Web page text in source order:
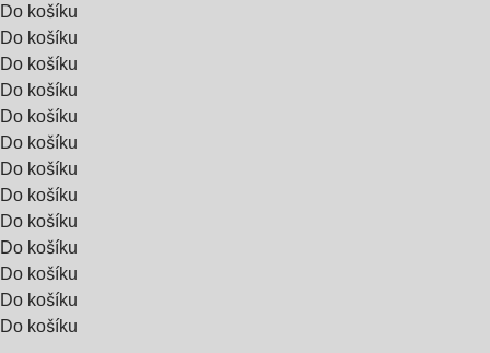
Do košíku
Do košíku
Do košíku
Do košíku
Do košíku
Do košíku
Do košíku
Do košíku
Do košíku
Do košíku
Do košíku
Do košíku
Do košíku